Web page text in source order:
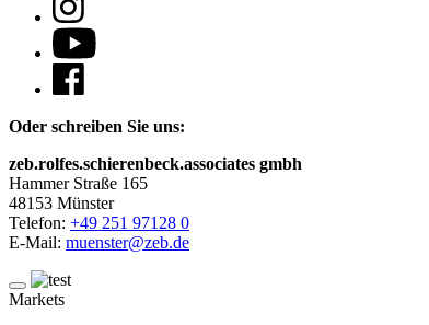
Oder schreiben Sie uns:
zeb.rolfes.schierenbeck.associates gmbh
Hammer Straße 165
48153 Münster
Telefon: +49 251 97128 0
E-Mail: muenster@zeb.de
Markets